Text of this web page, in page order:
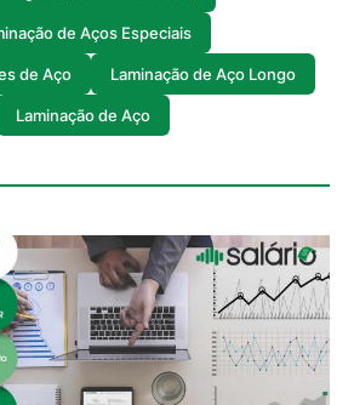
de Aços Especiais
de Aço Laminação de Aço Longo
Laminação de Aço